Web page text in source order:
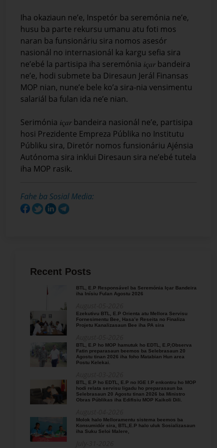
Iha okaziaun ne’e, Inspetór ba seremónia ne’e,
husu ba parte rekursu umanu atu foti mos
naran ba funsionáriu sira nomos asesór
nasionál no internasionál ka kargu sefia sira
ne’ebé la partisipa iha seremónia 𝑖𝑐̧𝑎𝑟 bandeira
ne’e, hodi submete ba Diresaun Jerál Finansas
MOP nian, nune’e bele ko’a sira-nia vensimentu
salariál ba fulan ida ne’e nian.
Serimónia 𝑖𝑐̧𝑎𝑟 bandeira nasionál ne’e, partisipa
hosi Prezidente Empreza Públika no Institutu
Públiku sira, Diretór nomos funsionáriu Ajénsia
Autónoma sira inklui Diresaun sira ne’ebé tutela
iha MOP rasik.
Fahe ba Sosial Media:
Recent Posts
BTL, E.P Responsável ba Seremónia Içar Bandeira
iha Inísiu Fulan Agostu 2026
Ezekutivu BTL, E.P Orienta atu Mellora Servisu
Fornesimentu Bee, Hasa’e Reseita no Finaliza
Projetu Kanalizasaun Bee iha PA sira
BTL, E.P ho MOP hamutuk ho EDTL, E.P,Observa
Fatin preparasaun beemos ba Selebrasaun 20
Agostu tinan 2026 iha foho Matabian Hun area
Postu Kelekai.
BTL, E.P ho EDTL, E.P no IGE I.P enkontru ho MOP
hodi relata servisu ligadu ho preparasaun ba
Selebrasaun 20 Agostu tinan 2026 ba Ministro
Obras Públikas iha Edifisiu MOP Kaikoli Dili.
Molok halo Melloramentu sistema beemos ba
Konsumidór sira, BTL,E.P halo uluk Sosializasaun
iha Suku Seloi Malere,